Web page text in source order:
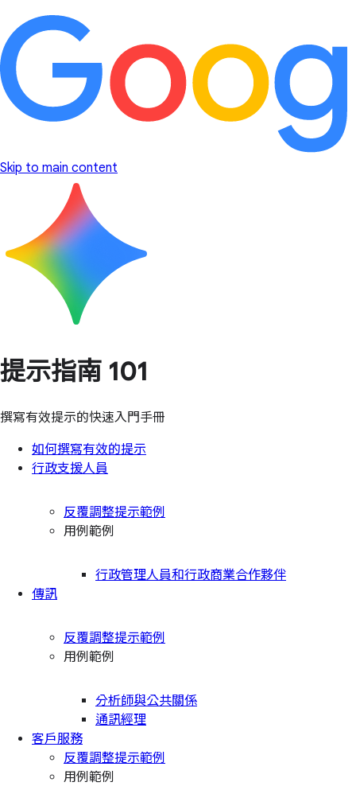
Skip to main content
提示指南 101
撰寫有效提示的快速入門手冊
如何撰寫有效的提示
行政支援人員
反覆調整提示範例
用例範例
行政管理人員和行政商業合作夥伴
傳訊
反覆調整提示範例
用例範例
分析師與公共關係
通訊經理
客戶服務
反覆調整提示範例
用例範例